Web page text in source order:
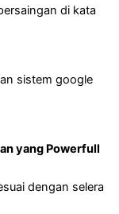
di kata
sistem google
yang Powerfull
dengan selera